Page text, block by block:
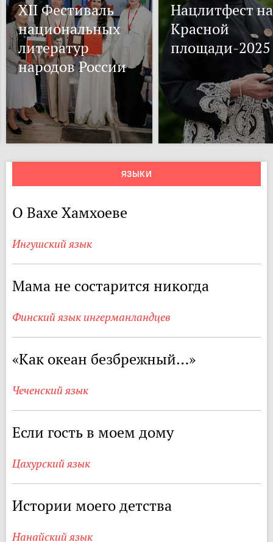
XII Фестиваль
национальных
литератур
народов России
Нацлитфест на
Красной
площади-2025
ЯЗЫКИ
О Вахе Хамхоеве
Ингушский язык
Мама не состарится никогда
Финский язык ингерманландцев
«Как океан безбрежный…»
Чеченский язык
Если гость в моем дому
Цахурский язык
Истории моего детства
Нанайский язык